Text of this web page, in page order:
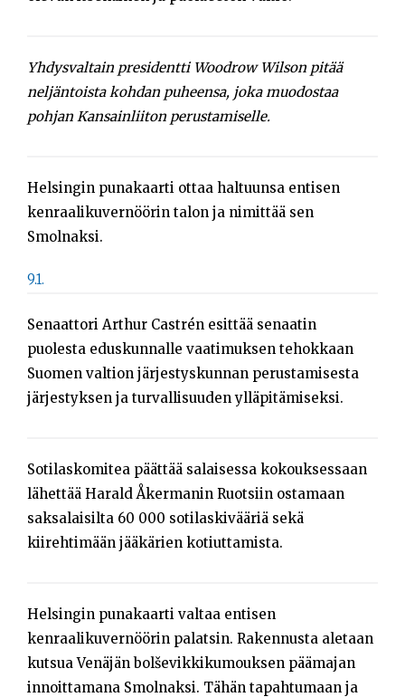
Yhdysvaltain presidentti Woodrow Wilson pitää
neljäntoista kohdan puheensa, joka muodostaa
pohjan Kansainliiton perustamiselle.
Helsingin punakaarti ottaa haltuunsa entisen
kenraalikuvernöörin talon ja nimittää sen
Smolnaksi.
9.1.
Senaattori Arthur Castrén esittää senaatin
puolesta eduskunnalle vaatimuksen tehokkaan
Suomen valtion järjestyskunnan perustamisesta
järjestyksen ja turvallisuuden ylläpitämiseksi.
Sotilaskomitea päättää salaisessa kokouksessaan
lähettää Harald Åkermanin Ruotsiin ostamaan
saksalaisilta 60 000 sotilaskivääriä sekä
kiirehtimään jääkärien kotiuttamista.
Helsingin punakaarti valtaa entisen
kenraalikuvernöörin palatsin. Rakennusta aletaan
kutsua Venäjän bolševikkikumouksen päämajan
innoittamana Smolnaksi. Tähän tapahtumaan ja